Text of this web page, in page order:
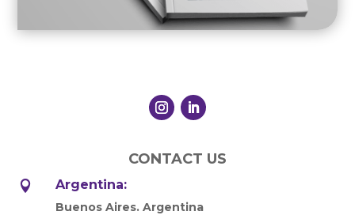
CONTACT US
 Argentina:
Buenos Aires. Argentina